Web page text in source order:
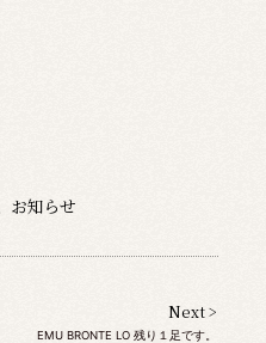
お知らせ
Next >
EMU BRONTE LO 残り１足です。